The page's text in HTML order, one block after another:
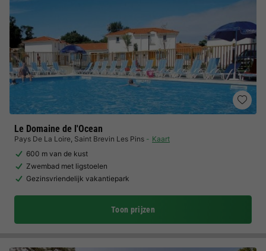
Le Domaine de l'Ocean
Pays De La Loire, Saint Brevin Les Pins
Kaart
600 m van de kust
Zwembad met ligstoelen
Gezinsvriendelijk vakantiepark
Toon prijzen